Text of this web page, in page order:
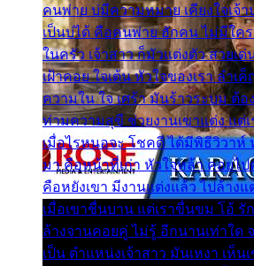
คนพ่าย บ่มีความหมาย เคียงใจเจ้า
เป็นบ่ได้ คือคนพ่าย ฮักคน ไม่มีใค
ในครัว เจ้าสาว ก็มัวแต่งตัว สวยเด่
เฝ้าคอย ใจเต้น หัวใจของเรา ลำเ
ความใน ใจ เศร้า มันร้าวระบม ต้
ท่ามความสุขี ช่วยงานเขาแต่ง แต่
เมื่อไรหนอจะ โชคดี ได้มีพิธีวิวาห์
มา คือหน้าที่เก่า หัวใจหล้า คอยไ
คือหยังเขา มีงานแต่งแล้ว ไปล้าง
เมื่อเขาชื่นบาน แต่เราขื่นขม โอ้ รั
ล้างจานคอยคู่ ไม่รู้ อีกนานเท่าใด
เป็น ตำแหน่งเจ้าสาว มันเหงา เห็